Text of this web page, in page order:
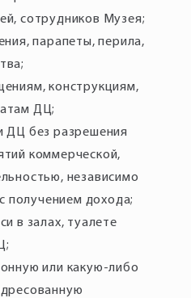
сотрудников Музея;
парапеты, перила,
конструкциям,
ДЦ;
ДЦ без разрешения
коммерческой,
независимо
получением дохода;
в залах, туалете
или какую-либо